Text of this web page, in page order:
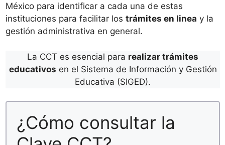
México para identificar a cada una de estas
instituciones para facilitar los trámites en linea y la
gestión administrativa en general.
La CCT es esencial para realizar trámites
educativos en el Sistema de Información y Gestión
Educativa (SIGED).
¿Cómo consultar la